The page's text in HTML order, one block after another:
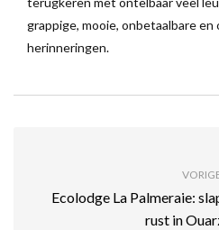
grappige, mooie, onbetaalbare
herinneringen.
Ecolodge La Palmeraie:
rust in